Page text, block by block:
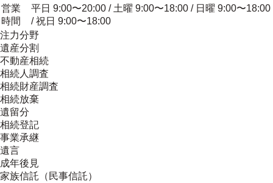
営業
時間
平日 9:00〜20:00 / 土曜 9:00〜18:00 / 日曜 9:00〜18:00
/ 祝日 9:00〜18:00
注力分野
遺産分割
不動産相続
相続人調査
相続財産調査
相続放棄
遺留分
相続登記
事業承継
遺言
成年後見
家族信託（民事信託）